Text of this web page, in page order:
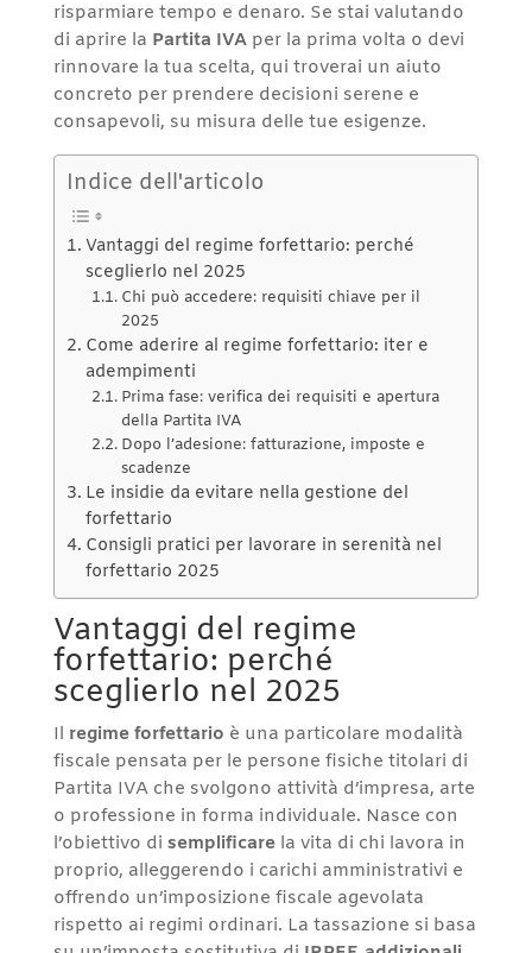
risparmiare tempo e denaro. Se stai valutando
di aprire la Partita IVAper la prima volta o devi
rinnovare la tua scelta, qui troverai un aiuto
concreto per prendere decisioni serene e
consapevoli, su misura delle tue esigenze.
Indice dell'articolo
Vantaggi del regime forfettario: perché
sceglierlo nel 2025
Chi può accedere: requisiti chiave per il
2025
Come aderire al regime forfettario: iter e
adempimenti
Prima fase: verifica dei requisiti e apertura
della Partita IVA
Dopo l’adesione: fatturazione, imposte e
scadenze
Le insidie da evitare nella gestione del
forfettario
Consigli pratici per lavorare in serenità nel
forfettario 2025
Vantaggi del regime
forfettario: perché
sceglierlo nel 2025
Il regime forfettario è una particolare modalità
fiscale pensata per le persone fisiche titolari di
Partita IVA che svolgono attività d’impresa, arte
o professione in forma individuale. Nasce con
l’obiettivo di semplificarela vita di chi lavora in
proprio, alleggerendo i carichi amministrativi e
offrendo un’imposizione fiscale agevolata
rispetto ai regimi ordinari. La tassazione si basa